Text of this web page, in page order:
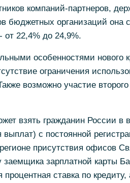
компаний-партнеров,
бюджетных организаций она
от 22,4% до 24,9%.
особенностями нового
ограничения
возможно участие
взять гражданин России в
выплат) с постоянной
присутствия офисов
заемщика зарплатной карты
процентная ставка по